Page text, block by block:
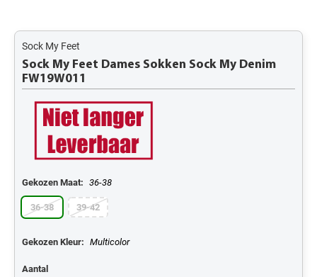
Sock My Feet
Sock My Feet Dames Sokken Sock My Denim
FW19W011
Gekozen Maat: 36-38
36-38 39-42
Gekozen Kleur: Multicolor
Aantal